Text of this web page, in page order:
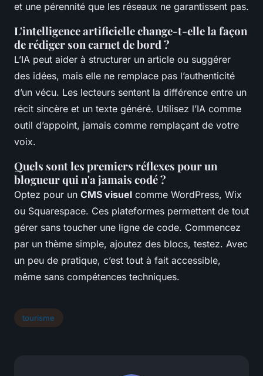
et une pérennité que les réseaux ne garantissent pas.
L'intelligence artificielle change-t-elle la façon
de rédiger son carnet de bord ?
L’IA peut aider à structurer un article ou suggérer
des idées, mais elle ne remplace pas l’authenticité
d’un vécu. Les lecteurs sentent la différence entre un
récit sincère et un texte généré. Utilisez l’IA comme
outil d’appoint, jamais comme remplaçant de votre
voix.
Quels sont les premiers réflexes pour un
blogueur qui n'a jamais codé ?
Optez pour un CMS visuel comme WordPress, Wix
ou Squarespace. Ces plateformes permettent de tout
gérer sans toucher une ligne de code. Commencez
par un thème simple, ajoutez des blocs, testez. Avec
un peu de pratique, c’est tout à fait accessible,
même sans compétences techniques.
tourisme